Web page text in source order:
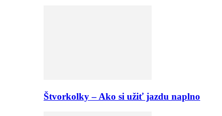
Štvorkolky – Ako si užiť jazdu naplno